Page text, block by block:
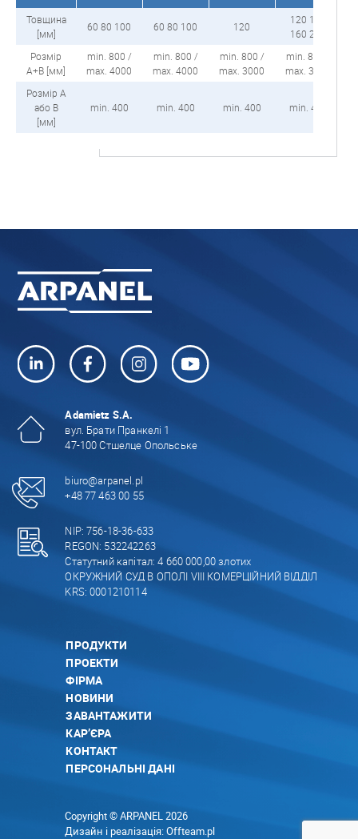
Товщина
[мм]
60 80 100 60 80 100 120
120 140
160 200
Розмір
A+B [мм]
min. 800 /
max. 4000
min. 800 /
max. 4000
min. 800 /
max. 3000
min. 800 /
max. 3000
Розмір A
або B
[мм]
min. 400 min. 400 min. 400 min. 400
Adamietz S.A.
вул. Брати Пранкелі 1
47-100 Стшелце Опольське
biuro@arpanel.pl
+48 77 463 00 55
NIP: 756-18-36-633
REGON: 532242263
Статутний капітал: 4 660 000,00 злотих
ОКРУЖНИЙ СУД В ОПОЛІ VIII КОМЕРЦІЙНИЙ ВІДДІЛ
KRS: 0001210114
ПРОДУКТИ
ПРОЕКТИ
ФІРМА
НОВИНИ
ЗАВАНТАЖИТИ
КАР’ЄРА
КОНТАКТ
ПЕРСОНАЛЬНІ ДАНІ
Copyright © ARPANEL 2026
Дизайн і реалізація:Offteam.pl